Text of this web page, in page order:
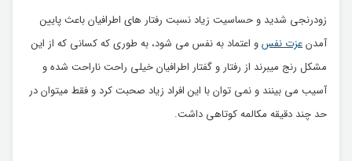
زودرنجی شدید و حساسیت زیاد نسبت رفتار های اطرافیان باعث پایین
آمدنعزت نفسو اعتماد به نفس می شود، به طوری که کسانی که از این
مشکل رنج میبرند از رفتار و گفتار اطرافیان خیلی راحت ناراحت شده و
آسیب می بینند و نمی توان با این افراد زیاد صحبت کرد و فقط میتوان در
حد چند دقیقه مکالمه کوتاهی داشت.